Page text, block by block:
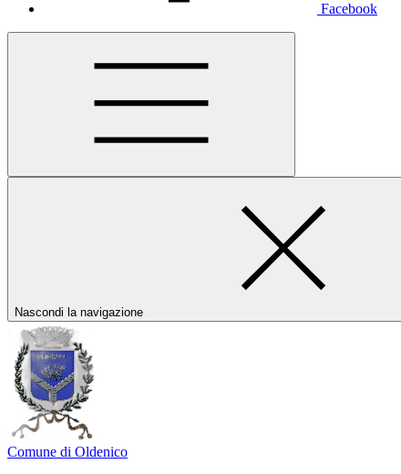
Facebook
Nascondi la navigazione
Comune di Oldenico